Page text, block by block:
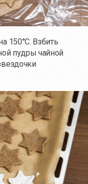
150°C. Взбить
пудры чайной